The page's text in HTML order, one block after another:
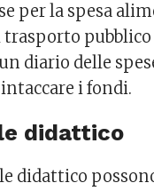
per la spesa
diario delle
i fondi.
didattico
didattico